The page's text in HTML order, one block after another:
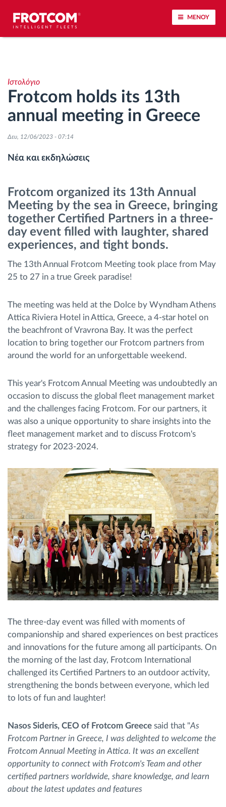
ΜΕΝΟΥ
Ανάλυση οδηγικής συμπεριφοράς
Παρακολούθηση του χρόνου οδήγησης
Διαχείριση εργατικού δυναμικού
Έλεγχος πρόσβασης
Διαχείριση καυσίμου
Σχεδιασμός και παρακολούθηση διαδρομής
Ανακαλύψτε όλα τα χαρακτηριστικά
δραστηριοτήτων του στόλου
Υπολογιστής εξοικονόμησης
Ιστολόγιο
Frotcom holds its 13th
annual meeting in Greece
Δευ, 12/06/2023 - 07:14
Νέα και εκδηλώσεις
Frotcom organized its 13th Annual
Meeting by the sea in Greece, bringing
together Certified Partners in a three-
day event filled with laughter, shared
experiences, and tight bonds.
The 13th Annual Frotcom Meeting took place from May
25 to 27 in a true Greek paradise!
The meeting was held at the Dolce by Wyndham Athens
Attica Riviera Hotel in Attica, Greece, a 4-star hotel on
the beachfront of Vravrona Bay. It was the perfect
location to bring together our Frotcom partners from
around the world for an unforgettable weekend.
This year's Frotcom Annual Meeting was undoubtedly an
occasion to discuss the global fleet management market
and the challenges facing Frotcom. For our partners, it
was also a unique opportunity to share insights into the
fleet management market and to discuss Frotcom's
strategy for 2023-2024.
The three-day event was filled with moments of
companionship and shared experiences on best practices
and innovations for the future among all participants. On
the morning of the last day, Frotcom International
challenged its Certified Partners to an outdoor activity,
strengthening the bonds between everyone, which led
to lots of fun and laughter!
Nasos Sideris, CEO of Frotcom Greece said that "As
Frotcom Partner in Greece, I was delighted to welcome the
Frotcom Annual Meeting in Attica. It was an excellent
opportunity to connect with Frotcom's Team and other
certified partners worldwide, share knowledge, and learn
about the latest updates and features